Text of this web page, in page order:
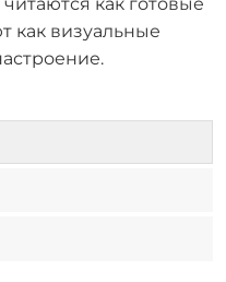
как визуальные